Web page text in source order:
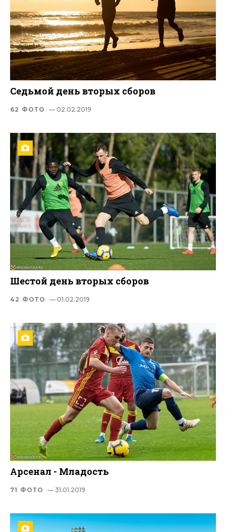
Седьмой день вторых сборов
62 ФОТО — 02.02.2019
Шестой день вторых сборов
42 ФОТО — 01.02.2019
Арсенал - Младость
71 ФОТО — 31.01.2019